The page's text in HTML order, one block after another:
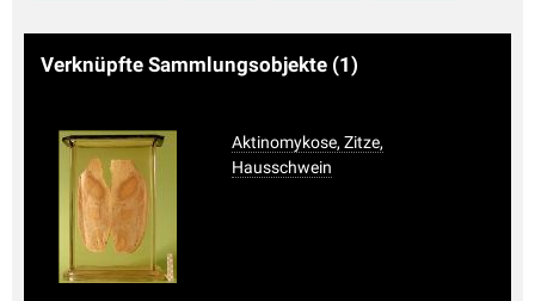
Verknüpfte Sammlungsobjekte (1)
Aktinomykose, Zitze,
Hausschwein